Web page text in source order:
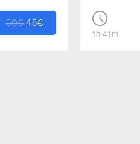
50€
El precio original era: 50€.
45€
El precio actual es: 45€.
1h 41m